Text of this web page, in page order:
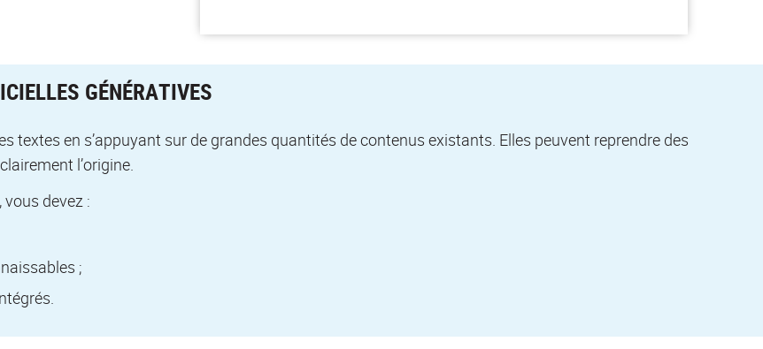
GÉNÉRATIVES
textes en s’appuyant sur de grandes quantités de contenus existants. Elles peuvent reprendre des
l’origine.
devez :
;